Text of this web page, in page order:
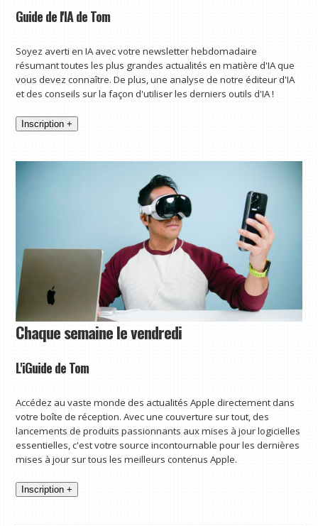
Guide de l'IA de Tom
Soyez averti en IA avec votre newsletter hebdomadaire
résumant toutes les plus grandes actualités en matière d'IA que
vous devez connaître. De plus, une analyse de notre éditeur d'IA
et des conseils sur la façon d'utiliser les derniers outils d'IA !
Inscription +
Chaque semaine le vendredi
L'iGuide de Tom
Accédez au vaste monde des actualités Apple directement dans
votre boîte de réception. Avec une couverture sur tout, des
lancements de produits passionnants aux mises à jour logicielles
essentielles, c'est votre source incontournable pour les dernières
mises à jour sur tous les meilleurs contenus Apple.
Inscription +